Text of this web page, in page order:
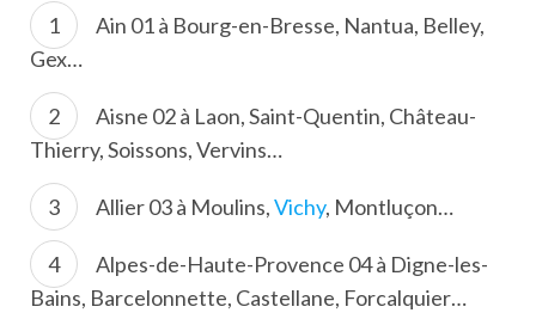
Ain 01 à Bourg-en-Bresse, Nantua, Belley,
Gex…
Aisne 02 à Laon, Saint-Quentin, Château-
Thierry, Soissons, Vervins…
Allier 03 à Moulins,Vichy, Montluçon…
Alpes-de-Haute-Provence 04 à Digne-les-
Bains, Barcelonnette, Castellane, Forcalquier…